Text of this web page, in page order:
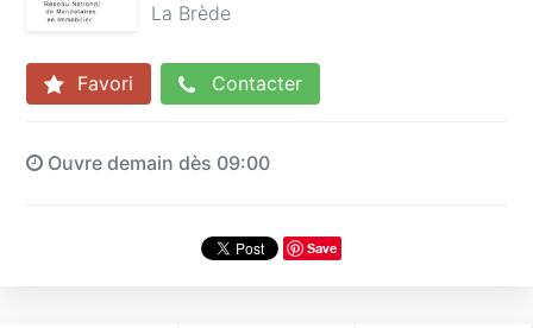
La Brède
Favori Contacter
Ouvre demain dès 09:00
Save